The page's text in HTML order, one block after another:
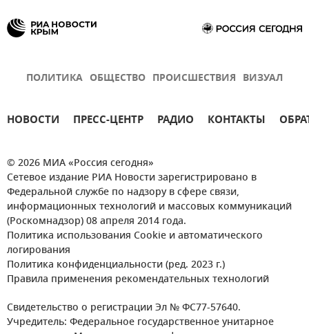
ПОЛИТИКА ОБЩЕСТВО ПРОИСШЕСТВИЯ ВИЗУАЛ
НОВОСТИ ПРЕСС-ЦЕНТР РАДИО КОНТАКТЫ
© 2026 МИА «Россия сегодня»
Сетевое издание РИА Новости зарегистрировано в
Федеральной службе по надзору в сфере связи,
информационных технологий и массовых коммуникаций
(Роскомнадзор) 08 апреля 2014 года.
Политика использования Cookie и автоматического
логирования
Политика конфиденциальности (ред. 2023 г.)
Правила применения рекомендательных технологий
Свидетельство о регистрации Эл № ФС77-57640.
Учредитель: Федеральное государственное унитарное